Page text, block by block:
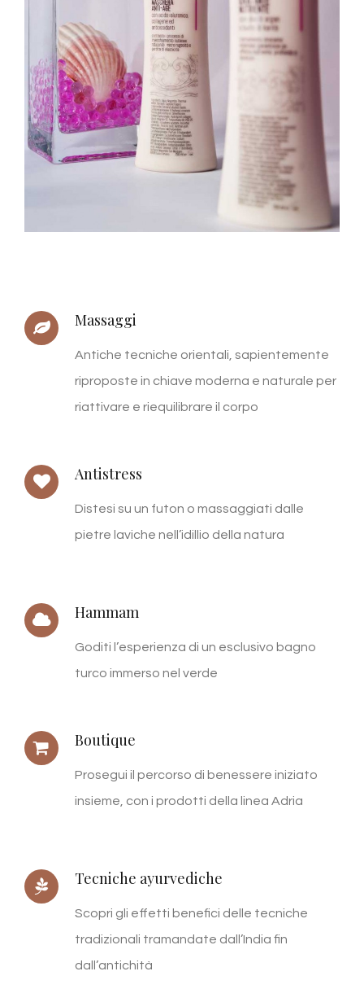
Massaggi
Antiche tecniche orientali, sapientemente
riproposte in chiave moderna e naturale per
riattivare e riequilibrare il corpo
Antistress
Distesi su un futon o massaggiati dalle
pietre laviche nell’idillio della natura
Hammam
Goditi l’esperienza di un esclusivo bagno
turco immerso nel verde
Boutique
Prosegui il percorso di benessere iniziato
insieme, con i prodotti della linea Adria
Tecniche ayurvediche
Scopri gli effetti benefici delle tecniche
tradizionali tramandate dall’India fin
dall’antichità